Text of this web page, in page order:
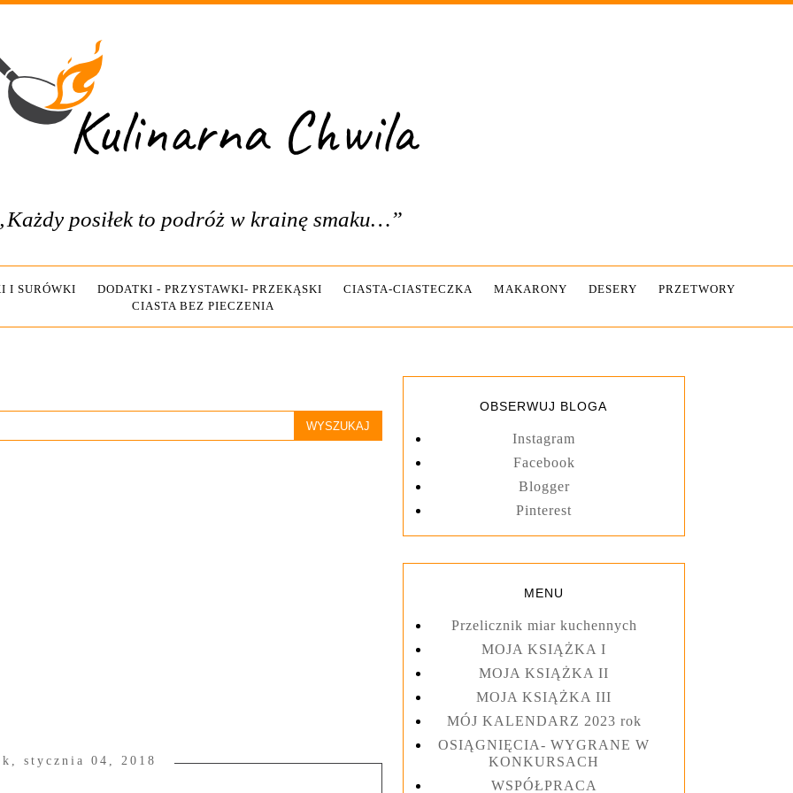
posiłek to podróż w krainę smaku…”
I SURÓWKI DODATKI - PRZYSTAWKI- PRZEKĄSKI CIASTA-CIASTECZKA MAKARONY DESERY
PRZETWORY
CIASTA BEZ PIECZENIA
stycznia 04, 2018
OBSERWUJ BLOGA
Instagram
Facebook
Blogger
Pinterest
MENU
Przelicznik miar kuchennych
MOJA KSIĄŻKA I
MOJA KSIĄŻKA II
MOJA KSIĄŻKA III
MÓJ KALENDARZ 2023 rok
OSIĄGNIĘCIA- WYGRANE W
KONKURSACH
WSPÓŁPRACA